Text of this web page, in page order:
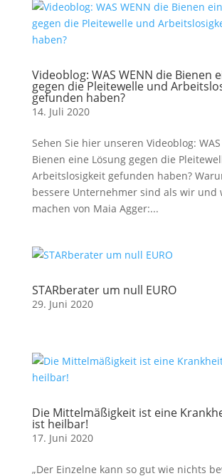
Videoblog: WAS WENN die Bienen
gegen die Pleitewelle und
gefunden haben?
14. Juli 2020
Sehen Sie hier unseren Videoblog:
Bienen eine Lösung gegen die
Arbeitslosigkeit gefunden haben?
bessere Unternehmer sind als wir und
machen von Maia Agger:...
STARberater um null EURO
29. Juni 2020
Die Mittelmäßigkeit ist eine
ist heilbar!
17. Juni 2020
„Der Einzelne kann so gut wie nichts